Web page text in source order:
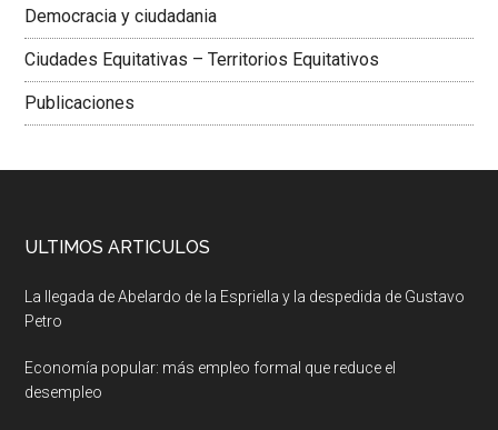
Democracia y ciudadania
Ciudades Equitativas – Territorios Equitativos
Publicaciones
ULTIMOS ARTICULOS
La llegada de Abelardo de la Espriella y la despedida de Gustavo
Petro
Economía popular: más empleo formal que reduce el
desempleo